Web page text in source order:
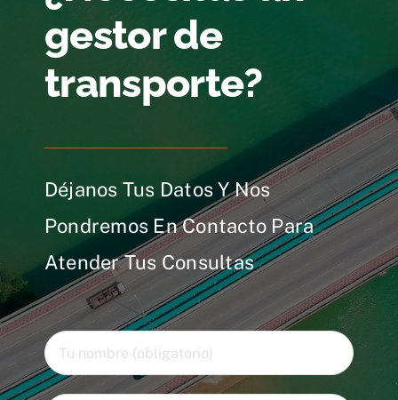
gestor de
transporte?
Déjanos Tus Datos Y Nos
Pondremos En Contacto Para
Atender Tus Consultas